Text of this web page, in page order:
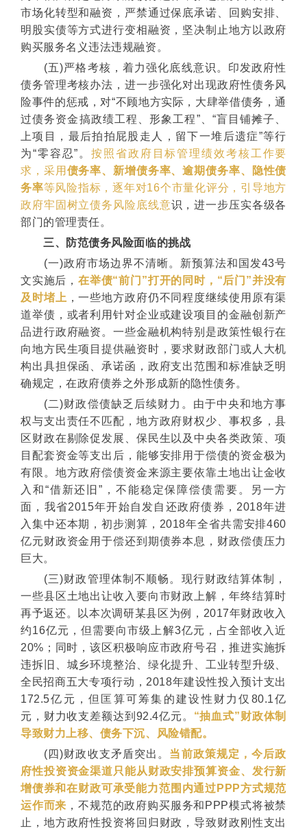
市场化转型和融资，严禁通过保底承诺、回购安排、
明股实债等方式进行变相融资，坚决制止地方以政府
购买服务名义违法违规融资。
(五)严格考核，着力强化底线意识。印发政府性
债务管理考核办法，进一步强化对出现政府性债务风
险事件的惩戒，对“不顾地方实际，大肆举借债务，通
过债务资金搞政绩工程、形象工程”、“盲目铺摊子、
上项目，最后拍拍屁股走人，留下一堆后遗症”等行
为“零容忍”。按照省政府目标管理绩效考核工作要
求，采用 债务率、新增债务率、逾期债务率、隐性债
务率等风险指标，逐年对16个市量化评分，引导地方
政府牢固树立债务风险底线意识，进一步压实各级各
部门的管理责任。
三、防范债务风险面临的挑战
(一)政府市场边界不清晰。新预算法和国发43号
文实施后，在举债“前门”打开的同时，“后门”并没有
及时堵上 ，一些地方政府仍不同程度继续使用原有渠
道举债，或者利用针对企业或建设项目的金融创新产
品进行政府融资。一些金融机构特别是政策性银行在
向地方民生项目提供融资时，要求财政部门或人大机
构出具担保函、承诺函，政府支出范围和标准缺乏明
确规定，在政府债券之外形成新的隐性债务。
(二)财政偿债缺乏后续财力。由于中央和地方事
权与支出责任不匹配，地方政府财权少、事权多，县
区财政在剔除促发展、保民生以及中央各类政策、项
目配套资金等支出后，能够安排用于偿债的资金极为
有限。地方政府偿债资金来源主要依靠土地出让金收
入和“借新还旧”，不能稳定保障偿债需要。另一方
面，我省2015年开始自发自还政府债券，2018年进
入集中还本期，初步测算，2018年全省共需安排460
亿元财政资金用于偿还到期债券本息，财政偿债压力
巨大。
(三)财政管理体制不顺畅。现行财政结算体制，
一些县区土地出让收入要向市财政上解，年终结算时
再予返还。以本次调研某县区为例，2017年财政收入
约16亿元，但需要向市级上解3亿元，占全部收入近
20%；同时，该区积极响应市政府号召，推进实施拆
违拆旧、城乡环境整治、绿化提升、工业转型升级、
全民招商五大专项行动，2018年建设性投入预计支出
172.5亿元，但匡算可筹集的建设性财力仅80.1亿
元，财力收支差额达到92.4亿元。 “抽血式”财政体制
导致财力上移、债务下沉、风险错配。
(四)财政收支矛盾突出。 当前政策规定，今后政
府性投资资金渠道只能从财政安排预算资金、发行新
增债券和在财政可承受能力范围内通过PPP方式规范
运作而来 ，不规范的政府购买服务和PPP模式将被禁
止，地方政府性投资将回归财政，导致财政刚性支出